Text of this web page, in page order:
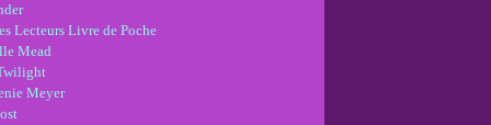
Lecteurs Livre de Poche
Mead
Meyer